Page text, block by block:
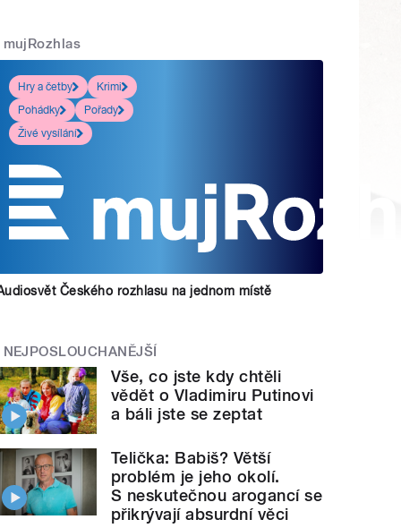
mujRozhlas
Hry a četby
Krimi
Pohádky
Pořady
Živé vysílání
Českého rozhlasu na jednom místě
NEJPOSLOUCHANĚJŠÍ
Vše, co jste kdy chtěli
vědět o Vladimiru Putinovi
a báli jste se zeptat
Telička: Babiš? Větší
problém je jeho okolí.
S neskutečnou arogancí se
přikrývají absurdní věci